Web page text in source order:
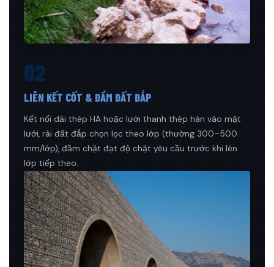
02
LIÊN KẾT CỐT & ĐẦM ĐẤT ĐẮP
Kết nối dải thép HA hoặc lưới thanh thép hàn vào mặt
lưới, rải đất đắp chọn lọc theo lớp (thường 300–500
mm/lớp), đầm chặt đạt độ chặt yêu cầu trước khi lên
lớp tiếp theo.